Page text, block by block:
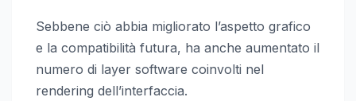
Sebbene ciò abbia migliorato l’aspetto grafico
e la compatibilità futura, ha anche aumentato il
numero di layer software coinvolti nel
rendering dell’interfaccia.